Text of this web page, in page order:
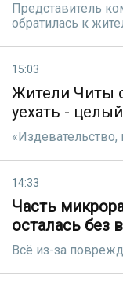
Представитель
обратилась к
15:03
Жители Читы
уехать -
«Издевательство,
14:33
Часть
осталась без
Всё из-за